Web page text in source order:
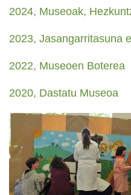
2024, Museoak,
2023, Jasangarritasuna
2022, Museoen Boterea
2020, Dastatu Museoa